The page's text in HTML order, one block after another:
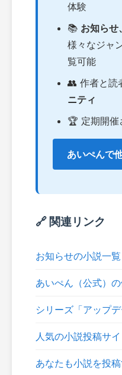
体験
📚 お知らせ
様々なジャ
覧可能
👥 作者と読
ニティ
🏆 定期開催
あいぺんで
🔗 関連リンク
お知らせの小説一覧
あいぺん（公式）
シリーズ「アップ
人気の小説投稿サ
あなたも小説を投